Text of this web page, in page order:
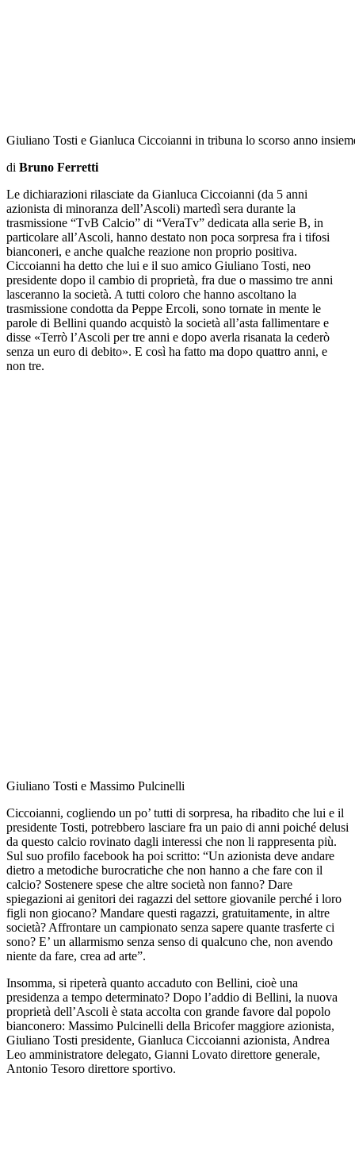
Giuliano Tosti e Gianluca Ciccoianni in tribuna lo scorso anno
di Bruno Ferretti
Le dichiarazioni rilasciate da Gianluca Ciccoianni (da 5 anni
azionista di minoranza dell’Ascoli) martedì sera durante la
trasmissione “TvB Calcio” di “VeraTv” dedicata alla serie B, in
particolare all’Ascoli, hanno destato non poca sorpresa fra i tifosi
bianconeri, e anche qualche reazione non proprio positiva.
Ciccoianni ha detto che lui e il suo amico Giuliano Tosti, neo
presidente dopo il cambio di proprietà, fra due o massimo tre anni
lasceranno la società. A tutti coloro che hanno ascoltano la
trasmissione condotta da Peppe Ercoli, sono tornate in mente le
parole di Bellini quando acquistò la società all’asta fallimentare e
disse «Terrò l’Ascoli per tre anni e dopo averla risanata la cederò
senza un euro di debito». E così ha fatto ma dopo quattro anni, e
non tre.
Giuliano Tosti e Massimo Pulcinelli
Ciccoianni, cogliendo un po’ tutti di sorpresa, ha ribadito che lui e il
presidente Tosti, potrebbero lasciare fra un paio di anni poiché delusi
da questo calcio rovinato dagli interessi che non li rappresenta più.
Sul suo profilo facebook ha poi scritto: “Un azionista deve andare
dietro a metodiche burocratiche che non hanno a che fare con il
calcio? Sostenere spese che altre società non fanno? Dare
spiegazioni ai genitori dei ragazzi del settore giovanile perché i loro
figli non giocano? Mandare questi ragazzi, gratuitamente, in altre
società? Affrontare un campionato senza sapere quante trasferte ci
sono? E’ un allarmismo senza senso di qualcuno che, non avendo
niente da fare, crea ad arte”.
Insomma, si ripeterà quanto accaduto con Bellini, cioè una
presidenza a tempo determinato? Dopo l’addio di Bellini, la nuova
proprietà dell’Ascoli è stata accolta con grande favore dal popolo
bianconero: Massimo Pulcinelli della Bricofer maggiore azionista,
Giuliano Tosti presidente, Gianluca Ciccoianni azionista, Andrea
Leo amministratore delegato, Gianni Lovato direttore generale,
Antonio Tesoro direttore sportivo.